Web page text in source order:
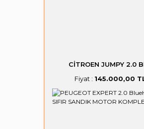
CİTROEN JUMPY 2.0
Fiyat : 145.000,00